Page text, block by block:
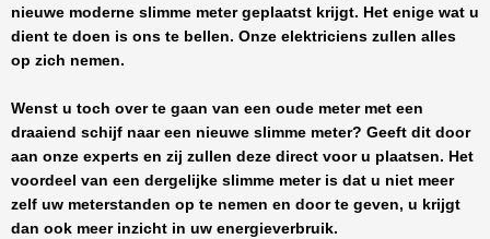
nieuwe moderne slimme meter geplaatst krijgt. Het enige wat u
dient te doen is ons te bellen. Onze elektriciens zullen alles
op zich nemen.
Wenst u toch over te gaan van een oude meter met een
draaiend schijf naar een nieuwe slimme meter? Geeft dit door
aan onze experts en zij zullen deze direct voor u plaatsen. Het
voordeel van een dergelijke slimme meter is dat u niet meer
zelf uw meterstanden op te nemen en door te geven, u krijgt
dan ook meer inzicht in uw energieverbruik.